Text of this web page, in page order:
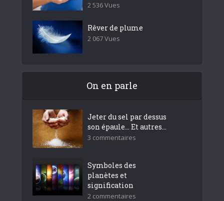
2 536 Vues
Rêver de plume
2 067 Vues
On en parle
Jeter du sel par dessus
son épaule… Et autres...
3 commentaires
Symboles des
planètes et
signification
2 commentaires